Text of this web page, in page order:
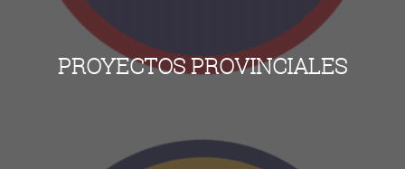
PROYECTOS PROVINCIALES